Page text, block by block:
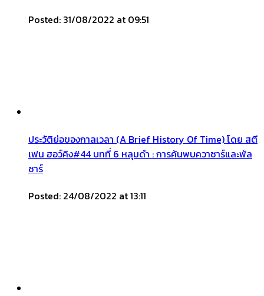
Posted: 31/08/2022 at 09:51
ประวัติย่อของกาลเวลา (A Brief History Of Time) โดย สตี
เฟน ฮอว์คิง#44 บทที่ 6 หลุมดำ : การค้นพบควาซาร์และพัล
ซาร์
Posted: 24/08/2022 at 13:11